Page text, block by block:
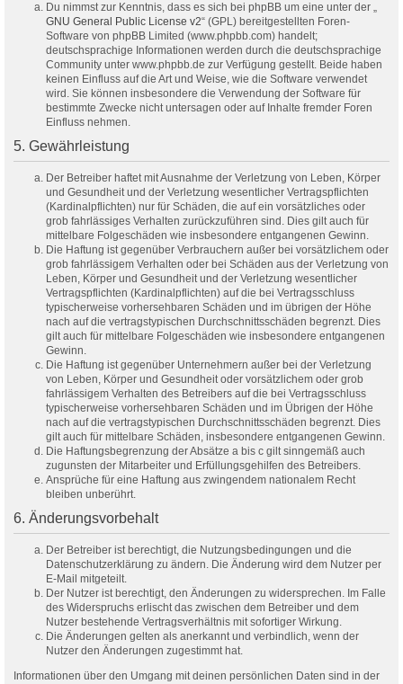
Du nimmst zur Kenntnis, dass es sich bei phpBB um eine unter der „
GNU General Public License v2“ (GPL) bereitgestellten Foren-
Software von phpBB Limited (www.phpbb.com) handelt;
deutschsprachige Informationen werden durch die deutschsprachige
Community unter www.phpbb.de zur Verfügung gestellt. Beide haben
keinen Einfluss auf die Art und Weise, wie die Software verwendet
wird. Sie können insbesondere die Verwendung der Software für
bestimmte Zwecke nicht untersagen oder auf Inhalte fremder Foren
Einfluss nehmen.
5. Gewährleistung
Der Betreiber haftet mit Ausnahme der Verletzung von Leben, Körper
und Gesundheit und der Verletzung wesentlicher Vertragspflichten
(Kardinalpflichten) nur für Schäden, die auf ein vorsätzliches oder
grob fahrlässiges Verhalten zurückzuführen sind. Dies gilt auch für
mittelbare Folgeschäden wie insbesondere entgangenen Gewinn.
Die Haftung ist gegenüber Verbrauchern außer bei vorsätzlichem oder
grob fahrlässigem Verhalten oder bei Schäden aus der Verletzung von
Leben, Körper und Gesundheit und der Verletzung wesentlicher
Vertragspflichten (Kardinalpflichten) auf die bei Vertragsschluss
typischerweise vorhersehbaren Schäden und im übrigen der Höhe
nach auf die vertragstypischen Durchschnittsschäden begrenzt. Dies
gilt auch für mittelbare Folgeschäden wie insbesondere entgangenen
Gewinn.
Die Haftung ist gegenüber Unternehmern außer bei der Verletzung
von Leben, Körper und Gesundheit oder vorsätzlichem oder grob
fahrlässigem Verhalten des Betreibers auf die bei Vertragsschluss
typischerweise vorhersehbaren Schäden und im Übrigen der Höhe
nach auf die vertragstypischen Durchschnittsschäden begrenzt. Dies
gilt auch für mittelbare Schäden, insbesondere entgangenen Gewinn.
Die Haftungsbegrenzung der Absätze a bis c gilt sinngemäß auch
zugunsten der Mitarbeiter und Erfüllungsgehilfen des Betreibers.
Ansprüche für eine Haftung aus zwingendem nationalem Recht
bleiben unberührt.
6. Änderungsvorbehalt
Der Betreiber ist berechtigt, die Nutzungsbedingungen und die
Datenschutzerklärung zu ändern. Die Änderung wird dem Nutzer per
E-Mail mitgeteilt.
Der Nutzer ist berechtigt, den Änderungen zu widersprechen. Im Falle
des Widerspruchs erlischt das zwischen dem Betreiber und dem
Nutzer bestehende Vertragsverhältnis mit sofortiger Wirkung.
Die Änderungen gelten als anerkannt und verbindlich, wenn der
Nutzer den Änderungen zugestimmt hat.
Informationen über den Umgang mit deinen persönlichen Daten sind in der